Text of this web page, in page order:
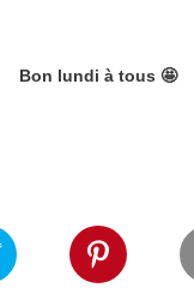
Bon lundi à tous 🤩